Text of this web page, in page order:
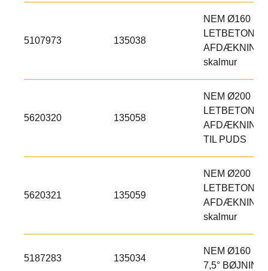
5107973 135038
NEM Ø160 MM
LETBETON
AFDÆKNING
skalmur
5620320 135058
NEM Ø200 MM
LETBETON
AFDÆKNING
TIL PUDS
5620321 135059
NEM Ø200 MM
LETBETON
AFDÆKNING
skalmur
5187283 135034
NEM Ø160
7,5° BØJNING